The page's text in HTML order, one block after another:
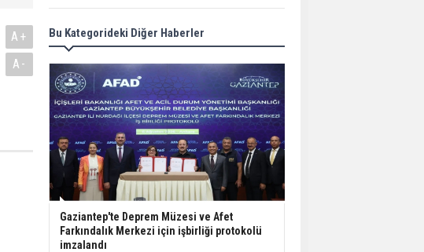
A+
A-
Meral Akşener ile
Müsavat Dervişoğlu
cenazede görüntülendi
29 Mayıs okullar tatil mi?
Bilim kurgu
gerçekleşiyor...
Dondurulmuş insanları
hayata döndürecek keşif
Bu Kategorideki Diğer Haberler
Gaziantep'te Deprem Müzesi ve Afet
Farkındalık Merkezi için işbirliği protokolü
imzalandı